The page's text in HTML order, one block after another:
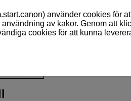
Guide till
använder cookies för
av kakor. Genom att
cookies för att kunna